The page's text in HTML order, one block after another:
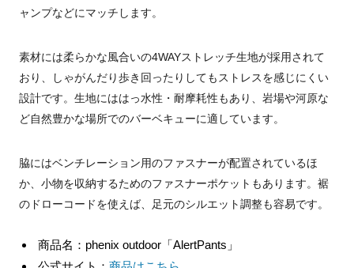
ャンプなどにマッチします。
素材には柔らかな風合いの4WAYストレッチ生地が採用されて
おり、しゃがんだり歩き回ったりしてもストレスを感じにくい
設計です。生地にははっ水性・耐摩耗性もあり、岩場や河原な
ど自然豊かな場所でのバーベキューに適しています。
脇にはベンチレーション用のファスナーが配置されているほ
か、小物を収納するためのファスナーポケットもあります。裾
のドローコードを使えば、足元のシルエット調整も容易です。
商品名：phenix outdoor「AlertPants」